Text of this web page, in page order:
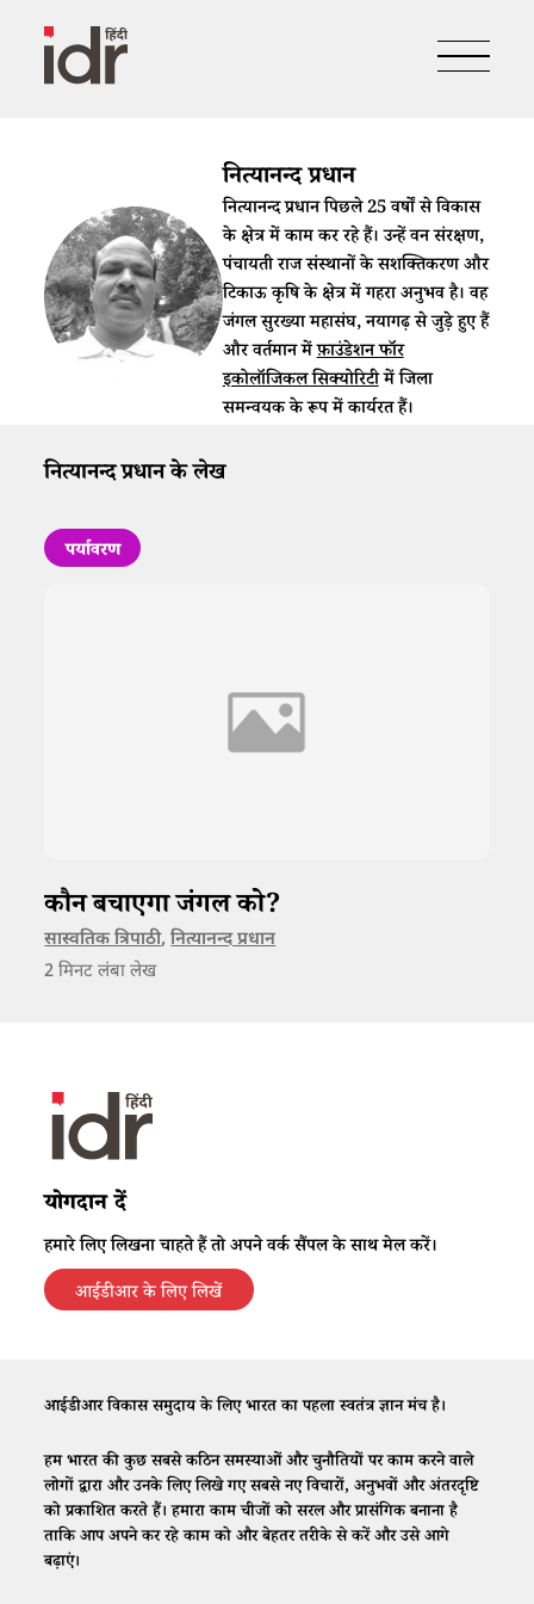
नित्यानन्द प्रधान
नित्यानन्द प्रधान पिछले 25 वर्षों से विकास
के क्षेत्र में काम कर रहे हैं। उन्हें वन संरक्षण,
पंचायती राज संस्थानों के सशक्तिकरण और
टिकाऊ कृषि के क्षेत्र में गहरा अनुभव है। वह
जंगल सुरख्या महासंघ, नयागढ़ से जुड़े हुए हैं
और वर्तमान मेंफ़ाउंडेशन फॉर
इकोलॉजिकल सिक्योरिटीमें जिला
समन्वयक के रूप में कार्यरत हैं।
नित्यानन्द प्रधान के लेख
पर्यावरण
कौन बचाएगा जंगल को?
सास्वतिक त्रिपाठी,नित्यानन्द प्रधान
2 मिनट लंबा लेख
योगदान दें
हमारे लिए लिखना चाहते हैं तो अपने वर्क सैंपल के साथ मेल करें।
आईडीआर के लिए लिखें
आईडीआर विकास समुदाय के लिए भारत का पहला स्वतंत्र ज्ञान मंच है।
हम भारत की कुछ सबसे कठिन समस्याओं और चुनौतियों पर काम करने वाले
लोगों द्वारा और उनके लिए लिखे गए सबसे नए विचारों, अनुभवों और अंतरदृष्टि
को प्रकाशित करते हैं। हमारा काम चीजों को सरल और प्रासंगिक बनाना है
ताकि आप अपने कर रहे काम को और बेहतर तरीके से करें और उसे आगे
बढ़ाएं।